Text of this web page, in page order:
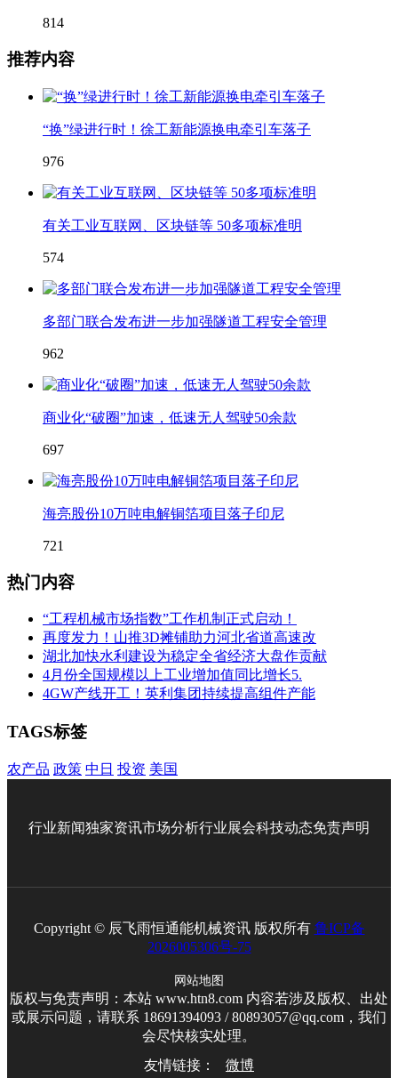
814
推荐内容
“换”绿进行时！徐工新能源换电牵引车落子
976
有关工业互联网、区块链等 50多项标准明
574
多部门联合发布进一步加强隧道工程安全管理
962
商业化“破圈”加速，低速无人驾驶50余款
697
海亮股份10万吨电解铜箔项目落子印尼
721
热门内容
“工程机械市场指数”工作机制正式启动！
再度发力！山推3D摊铺助力河北省道高速改
湖北加快水利建设为稳定全省经济大盘作贡献
4月份全国规模以上工业增加值同比增长5.
4GW产线开工！英利集团持续提高组件产能
TAGS标签
农产品 政策 中日 投资 美国
行业新闻独家资讯市场分析行业展会科技动态免责声明
Copyright © 辰飞雨恒通能机械资讯 版权所有 鲁ICP备
2026005306号-75
网站地图
版权与免责声明：本站 www.htn8.com 内容若涉及版权、出处
或展示问题，请联系 18691394093 / 80893057@qq.com，我们
会尽快核实处理。
友情链接：
微博